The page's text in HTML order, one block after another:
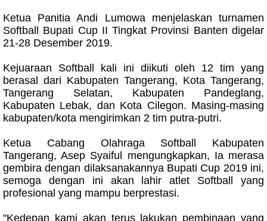
Ketua Panitia Andi Lumowa menjelaskan turnamen
Softball Bupati Cup II Tingkat Provinsi Banten digelar
21-28 Desember 2019.
Kejuaraan Softball kali ini diikuti oleh 12 tim yang
berasal dari Kabupaten Tangerang, Kota Tangerang,
Tangerang Selatan, Kabupaten Pandeglang,
Kabupaten Lebak, dan Kota Cilegon. Masing-masing
kabupaten/kota mengirimkan 2 tim putra-putri.
Ketua Cabang Olahraga Softball Kabupaten
Tangerang, Asep Syaiful mengungkapkan, Ia merasa
gembira dengan dilaksanakannya Bupati Cup 2019 ini,
semoga dengan ini akan lahir atlet Softball yang
profesional yang mampu berprestasi.
"Kedepan kami akan terus lakukan pembinaan yang